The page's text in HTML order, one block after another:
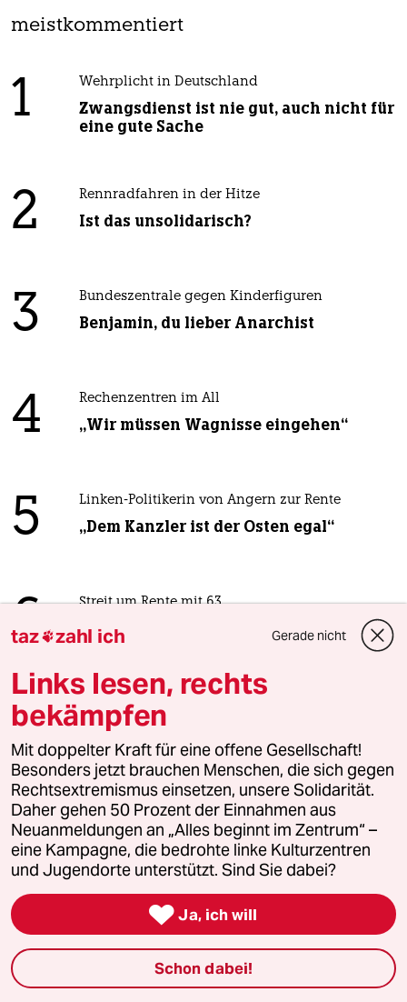
meistkommentiert
1 Wehrplicht in Deutschland
Zwangsdienst ist nie gut, auch nicht für
eine gute Sache
2 Rennradfahren in der Hitze
Ist das unsolidarisch?
3 Bundeszentrale gegen Kinderfiguren
Benjamin, du lieber Anarchist
4 Rechenzentren im All
„Wir müssen Wagnisse eingehen“
5 Linken-Politikerin von Angern zur Rente
„Dem Kanzler ist der Osten egal“
6 Streit um Rente mit 63
Passgenauer Populismus
taz
Folgen Sie uns
Ressorts
Politik
Öko
Gesellschaft
taz zahl ich Gerade nicht
Links lesen, rechts
bekämpfen
Mit doppelter Kraft für eine offene Gesellschaft!
Besonders jetzt brauchen Menschen, die sich gegen
Rechtsextremismus einsetzen, unsere Solidarität.
Daher gehen 50 Prozent der Einnahmen aus
Neuanmeldungen an „Alles beginnt im Zentrum“ –
eine Kampagne, die bedrohte linke Kulturzentren
und Jugendorte unterstützt. Sind Sie dabei?
 Ja, ich will
Schon dabei!